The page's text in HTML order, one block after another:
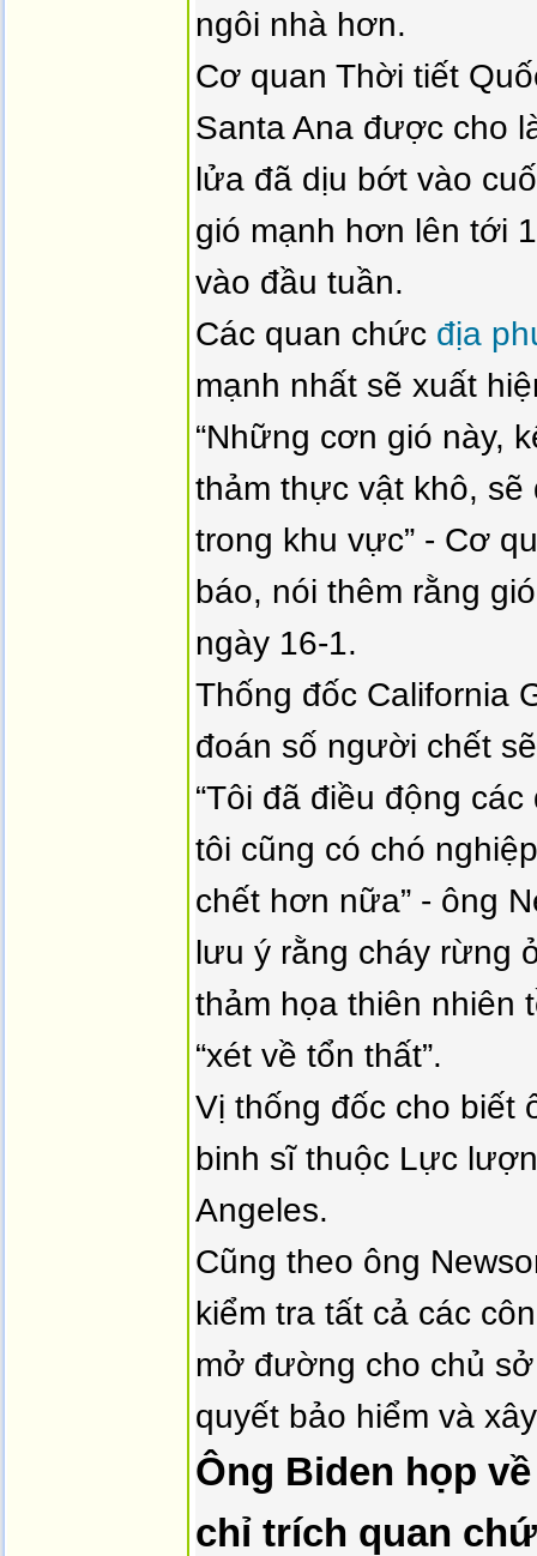
ngôi nhà hơn.
Cơ quan Thời tiết
Santa Ana được cho
lửa đã dịu bớt vào
gió mạnh hơn lên tới
vào đầu tuần.
Các quan chức địa
mạnh nhất sẽ xuất
“Những cơn gió này,
thảm thực vật khô,
trong khu vực” - Cơ
báo, nói thêm rằng
ngày 16-1.
Thống đốc California
đoán ​​số người chết
“Tôi đã điều động
tôi cũng có chó
chết hơn nữa” - ông
lưu ý rằng cháy rừng
thảm họa thiên nhiên
“xét về tổn thất”.
Vị thống đốc cho biết
binh sĩ thuộc Lực
Angeles.
Cũng theo ông
kiểm tra tất cả các
mở đường cho chủ
quyết bảo hiểm và
Ông Biden họp
chỉ trích quan